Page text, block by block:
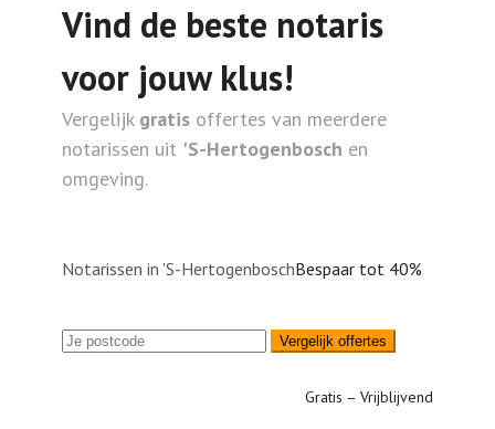
Vind de beste notaris
voor jouw klus!
Vergelijk gratis offertes van meerdere
notarissen uit 'S-Hertogenbosch en
omgeving.
Notarissen in 'S-HertogenboschBespaar tot 40%
Vergelijk offertes
Gratis – Vrijblijvend